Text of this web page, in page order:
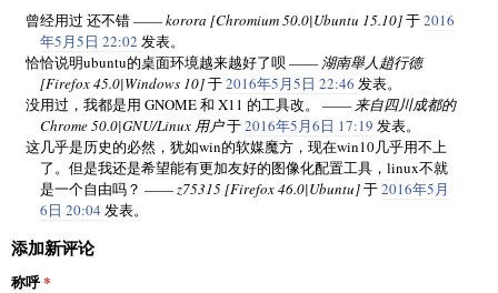
曾经用过 还不错 ——korora [Chromium 50.0|Ubuntu 15.10]于2016
年5月5日 22:02 发表。
恰恰说明ubuntu的桌面环境越来越好了呗 —— 湖南舉人趙行德
[Firefox 45.0|Windows 10]于2016年5月5日 22:46 发表。
没用过，我都是用 GNOME 和 X11 的工具改。 —— 来自四川成都的
Chrome 50.0|GNU/Linux 用户于2016年5月6日 17:19 发表。
这几乎是历史的必然，犹如win的软媒魔方，现在win10几乎用不上
了。但是我还是希望能有更加友好的图像化配置工具，linux不就
是一个自由吗？ ——z75315 [Firefox 46.0|Ubuntu]于2016年5月
6日 20:04 发表。
添加新评论
称呼